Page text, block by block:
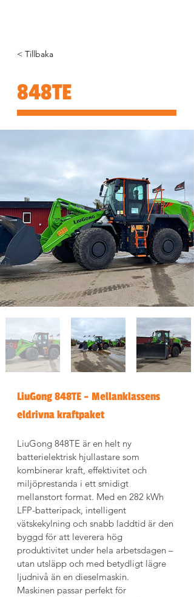
< Tillbaka
848TE
LiuGong 848TE – Mellanklassens
eldrivna kraftpaket
LiuGong 848TE är en helt ny
batterielektrisk hjullastare som
kombinerar kraft, effektivitet och
miljöprestanda i ett smidigt
mellanstort format. Med en 282 kWh
LFP-batteripack, intelligent
vätskekylning och snabb laddtid är den
byggd för att leverera hög
produktivitet under hela arbetsdagen –
utan utsläpp och med betydligt lägre
ljudnivå än en dieselmaskin.
Maskinen passar perfekt för